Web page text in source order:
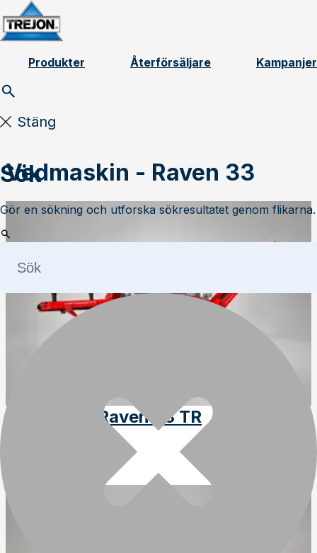
Skip to content
Produkter Återförsäljare Kampanjer
Stäng
Sök
Gör en sökning och utforska sökresultatet genom flikarna.
Vedmaskin - Raven 33
Hakki Pilke Raven 33 TR